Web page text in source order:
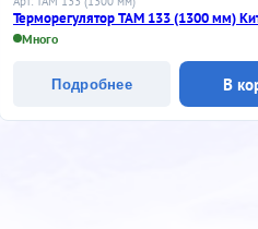
Терморегулятор ТАМ 133 (1300 мм)
Много
Подробнее В